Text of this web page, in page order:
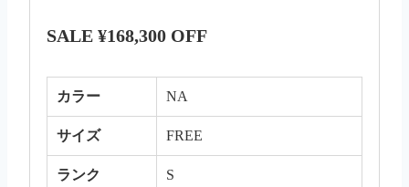
SALE ¥168,300 OFF
カラー NA
サイズ FREE
ランク S